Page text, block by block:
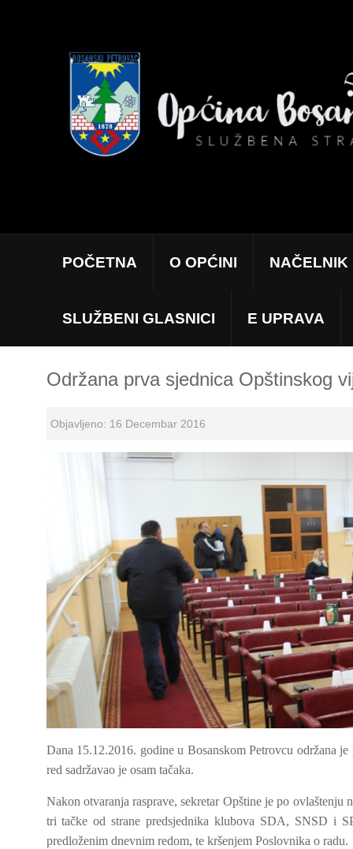
POČETNA O OPĆINI NAČELNIK
SLUŽBENI GLASNICI E UPRAVA
Održana prva sjednica Opštinskog
Objavljeno: 16 Decembar 2016
Dana 15.12.2016. godine u Bosanskom Petrovcu održana
red sadržavao je osam tačaka.
Nakon otvaranja rasprave, sekretar Opštine je po
tri tačke od strane predsjednika klubova SDA, SNSD i
predloženim dnevnim redom, te kršenjem Poslovnika o radu.